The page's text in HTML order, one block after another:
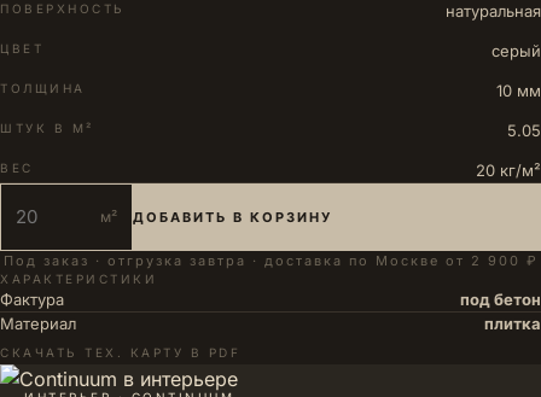
ПОВЕРХНОСТЬ натуральная
ЦВЕТ серый
ТОЛЩИНА 10 мм
ШТУК В М² 5.05
ВЕС 20 кг/м²
м² ДОБАВИТЬ В КОРЗИНУ
Под заказ · отгрузка завтра · доставка по Москве от 2 900 ₽
ХАРАКТЕРИСТИКИ
Фактура
под бетон
Материал
плитка
СКАЧАТЬ ТЕХ. КАРТУ В PDF